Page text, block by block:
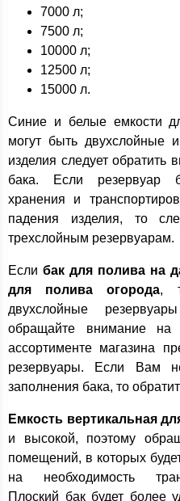
7000 л;
7500 л;
10000 л;
12500 л;
15000 л.
Синие и белые емкости
могут быть двухслойные
изделия следует обратить
бака. Если резервуар
хранения и
падения изделия, то
трехслойным резервуарам.
Если бак для полива на
для полива огорода,
двухслойные
обращайте внимание
ассортименте магазина
резервуары. Если Вам
заполнения бака, то
Емкость вертикальная
и высокой, поэтому
помещений, в которых
на необходимость
Плоский бак будет более